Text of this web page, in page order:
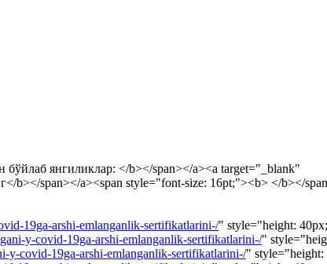
янгиликлар: </b></span></a><a target="_blank"
b></span></a><span style="font-size: 16pt;"><b> </b></
19ga-arshi-emlanganlik-sertifikatlarini-/" style="height:
y-covid-19ga-arshi-emlanganlik-sertifikatlarini-/"
y-covid-19ga-arshi-emlanganlik-sertifikatlarini-/"